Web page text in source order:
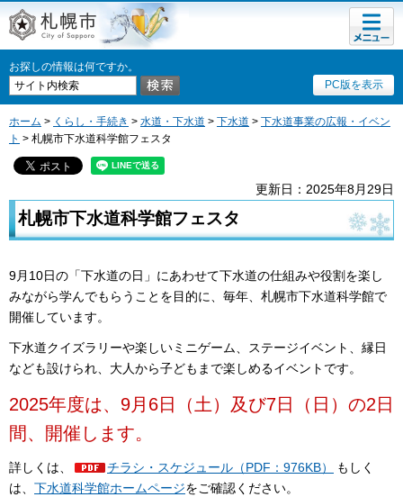
札幌市
お探しの情報は何ですか。
PC版を表示
メニュ
ー
ホーム > くらし・手続き > 水道・下水道 > 下水道 > 下水道事業の広報・イベン
ト > 札幌市下水道科学館フェスタ
更新日：2025年8月29日
札幌市下水道科学館フェスタ
9月10日の「下水道の日」にあわせて下水道の仕組みや役割を楽し
みながら学んでもらうことを目的に、毎年、札幌市下水道科学館で
開催しています。
下水道クイズラリーや楽しいミニゲーム、ステージイベント、縁日
なども設けられ、大人から子どもまで楽しめるイベントです。
2025年度は、9月6日（土）及び7日（日）の2日
間、開催します。
詳しくは、 チラシ・スケジュール（PDF：976KB）
もしく
は、 下水道科学館ホームページをご確認ください。